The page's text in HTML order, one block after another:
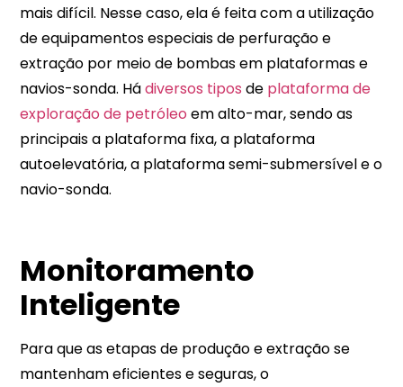
mais difícil. Nesse caso, ela é feita com a utilização
de equipamentos especiais de perfuração e
extração por meio de bombas em plataformas e
navios-sonda. Hádiversos tipos de plataforma de
exploração de petróleo em alto-mar, sendo as
principais a plataforma fixa, a plataforma
autoelevatória, a plataforma semi-submersível e o
navio-sonda.
Monitoramento
Inteligente
Para que as etapas de produção e extração se
mantenham eficientes e seguras, o